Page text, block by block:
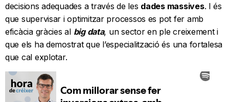
decisions adequades a través de les dades massives. I és
que supervisar i optimitzar processos es pot fer amb
eficàcia gràcies al big data, un sector en ple creixement i
que els ha demostrat que l’especialització és una fortalesa
que cal explotar.